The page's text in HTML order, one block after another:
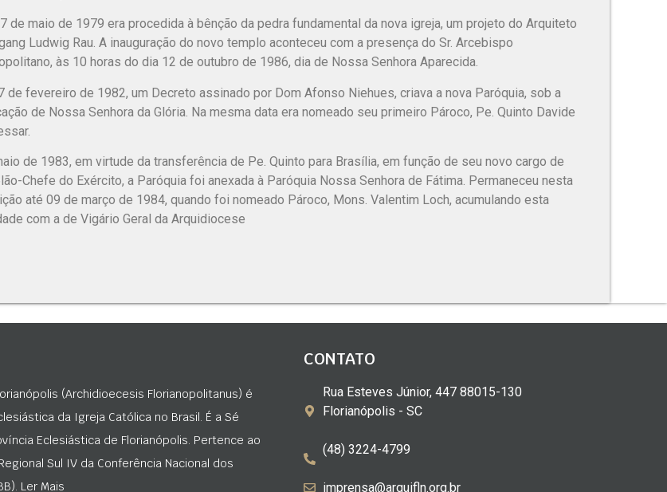
de maio de 1979 era procedida à bênção da pedra fundamental da nova igreja, um projeto do Arquiteto
Ludwig Rau. A inauguração do novo templo aconteceu com a presença do Sr. Arcebispo
às 10 horas do dia 12 de outubro de 1986, dia de Nossa Senhora Aparecida.
de fevereiro de 1982, um Decreto assinado por Dom Afonso Niehues, criava a nova Paróquia, sob a
de Nossa Senhora da Glória. Na mesma data era nomeado seu primeiro Pároco, Pe. Quinto Davide
de 1983, em virtude da transferência de Pe. Quinto para Brasília, em função de seu novo cargo de
Chefe do Exército, a Paróquia foi anexada à Paróquia Nossa Senhora de Fátima. Permaneceu nesta
até 09 de março de 1984, quando foi nomeado Pároco, Mons. Valentim Loch, acumulando esta
com a de Vigário Geral da Arquidiocese
(Archidioecesis Florianopolitanus) é
da Igreja Católica no Brasil. É a Sé
Eclesiástica de Florianópolis. Pertence ao
Sul IV da Conferência Nacional dos
Ler Mais
CONTATO
Rua Esteves Júnior, 447 88015-130
Florianópolis - SC
(48) 3224-4799
imprensa@arquifln.org.br